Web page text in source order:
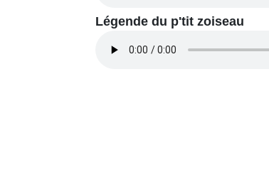
Légende du p'tit zoiseau